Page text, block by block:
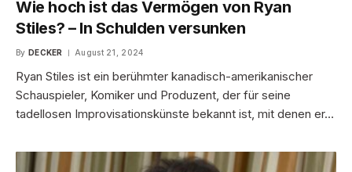
Wie hoch ist das Vermögen von Ryan
Stiles? – In Schulden versunken
By DECKER August 21, 2024
Ryan Stiles ist ein berühmter kanadisch-amerikanischer
Schauspieler, Komiker und Produzent, der für seine
tadellosen Improvisationskünste bekannt ist, mit denen er…